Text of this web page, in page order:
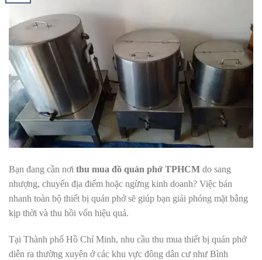
Bạn đang cần nơi thu mua đồ quán phở TPHCM do sang
nhượng, chuyển địa điểm hoặc ngừng kinh doanh? Việc bán
nhanh toàn bộ thiết bị quán phở sẽ giúp bạn giải phóng mặt bằng
kịp thời và thu hồi vốn hiệu quả.
Tại Thành phố Hồ Chí Minh, nhu cầu thu mua thiết bị quán phở
diễn ra thường xuyên ở các khu vực đông dân cư như Bình